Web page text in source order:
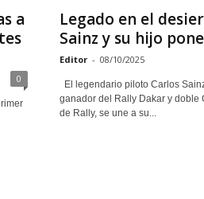
a
0
Legado en el
Sainz y su hijo
Editor - 08/10/2025
El legendario piloto Carlos
ganador del Rally Dakar y doble
de Rally, se une a su...